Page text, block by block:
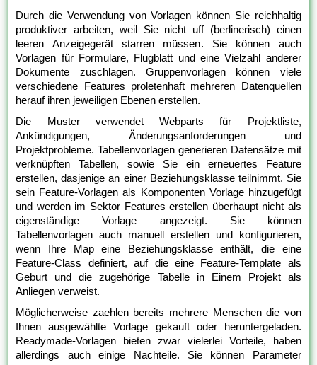
Durch die Verwendung von Vorlagen können Sie reichhaltig
produktiver arbeiten, weil Sie nicht uff (berlinerisch) einen
leeren Anzeigegerät starren müssen. Sie können auch
Vorlagen für Formulare, Flugblatt und eine Vielzahl anderer
Dokumente zuschlagen. Gruppenvorlagen können viele
verschiedene Features proletenhaft mehreren Datenquellen
herauf ihren jeweiligen Ebenen erstellen.
Die Muster verwendet Webparts für Projektliste,
Ankündigungen, Änderungsanforderungen und
Projektprobleme. Tabellenvorlagen generieren Datensätze mit
verknüpften Tabellen, sowie Sie ein erneuertes Feature
erstellen, dasjenige an einer Beziehungsklasse teilnimmt. Sie
sein Feature-Vorlagen als Komponenten Vorlage hinzugefügt
und werden im Sektor Features erstellen überhaupt nicht als
eigenständige Vorlage angezeigt. Sie können
Tabellenvorlagen auch manuell erstellen und konfigurieren,
wenn Ihre Map eine Beziehungsklasse enthält, die eine
Feature-Class definiert, auf die eine Feature-Template als
Geburt und die zugehörige Tabelle in Einem Projekt als
Anliegen verweist.
Möglicherweise zaehlen bereits mehrere Menschen die von
Ihnen ausgewählte Vorlage gekauft oder heruntergeladen.
Readymade-Vorlagen bieten zwar vielerlei Vorteile, haben
allerdings auch einige Nachteile. Sie können Parameter